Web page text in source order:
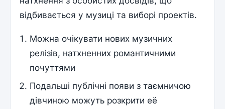
відбивається у музиці та виборі проектів.
Можна очікувати нових музичних
релізів, натхненних романтичними
почуттями
Подальші публічні появи з таємничою
дівчиною можуть розкрити её